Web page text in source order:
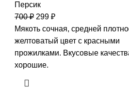
Персик
700₽ 299 ₽
Мякоть сочная, средней
желтоватый цвет с красными
прожилками. Вкусовые
хорошие.